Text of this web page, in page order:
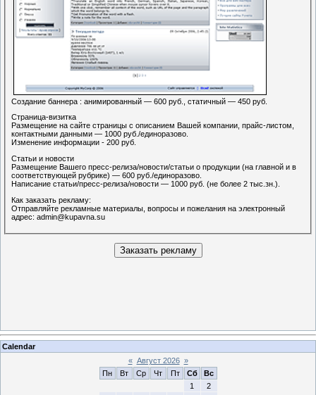
Создание баннера : анимированный — 600 руб., статичный — 450 руб.
Страница-визитка
Размещение на сайте страницы с описанием Вашей компании, прайс-листом,
контактными данными — 1000 руб./единоразово.
Изменение информации - 200 руб.
Статьи и новости
Размещение Вашего пресс-релиза/новости/статьи о продукции (на главной и в
соответствующей рубрике) — 600 руб./единоразово.
Написание статьи/пресс-релиза/новости — 1000 руб. (не более 2 тыс.зн.).
Как заказать рекламу:
Отправляйте рекламные материалы, вопросы и пожелания на электронный
адрес: admin@kupavna.su
Заказать рекламу
Calendar
« Август 2026 »
Пн
Вт Ср Чт Пт Сб
Вс
1
2